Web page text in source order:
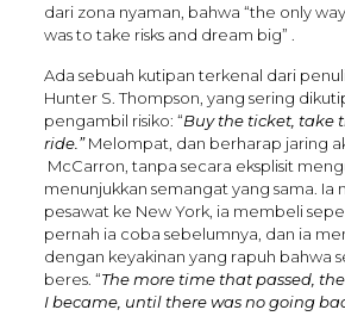
dari zona nyaman, bahwa “the only
was to take risks and dream big” .
Ada sebuah kutipan terkenal dari
Hunter S. Thompson, yang sering
pengambil risiko: “Buy the ticket, take
ride.”Melompat, dan berharap jaring
McCarron, tanpa secara eksplisit
menunjukkan semangat yang sama. Ia
pesawat ke New York, ia membeli
pernah ia coba sebelumnya, dan ia
dengan keyakinan yang rapuh bahwa
beres. “The more time that passed,
I became, until there was no going